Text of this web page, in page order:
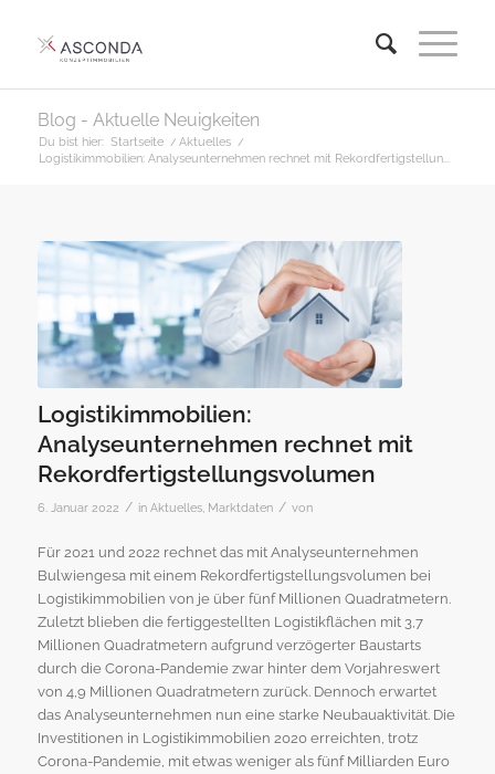
Blog - Aktuelle Neuigkeiten
Du bist hier: Startseite / Aktuelles /
Logistikimmobilien: Analyseunternehmen rechnet mit Rekordfertigstellun...
Logistikimmobilien:
Analyseunternehmen rechnet mit
Rekordfertigstellungsvolumen
6. Januar 2022 / in Aktuelles, Marktdaten / von
Für 2021 und 2022 rechnet das mit Analyseunternehmen
Bulwiengesa mit einem Rekordfertigstellungsvolumen bei
Logistikimmobilien von je über fünf Millionen Quadratmetern.
Zuletzt blieben die fertiggestellten Logistikflächen mit 3,7
Millionen Quadratmetern aufgrund verzögerter Baustarts
durch die Corona-Pandemie zwar hinter dem Vorjahreswert
von 4,9 Millionen Quadratmetern zurück. Dennoch erwartet
das Analyseunternehmen nun eine starke Neubauaktivität. Die
Investitionen in Logistikimmobilien 2020 erreichten, trotz
Corona-Pandemie, mit etwas weniger als fünf Milliarden Euro